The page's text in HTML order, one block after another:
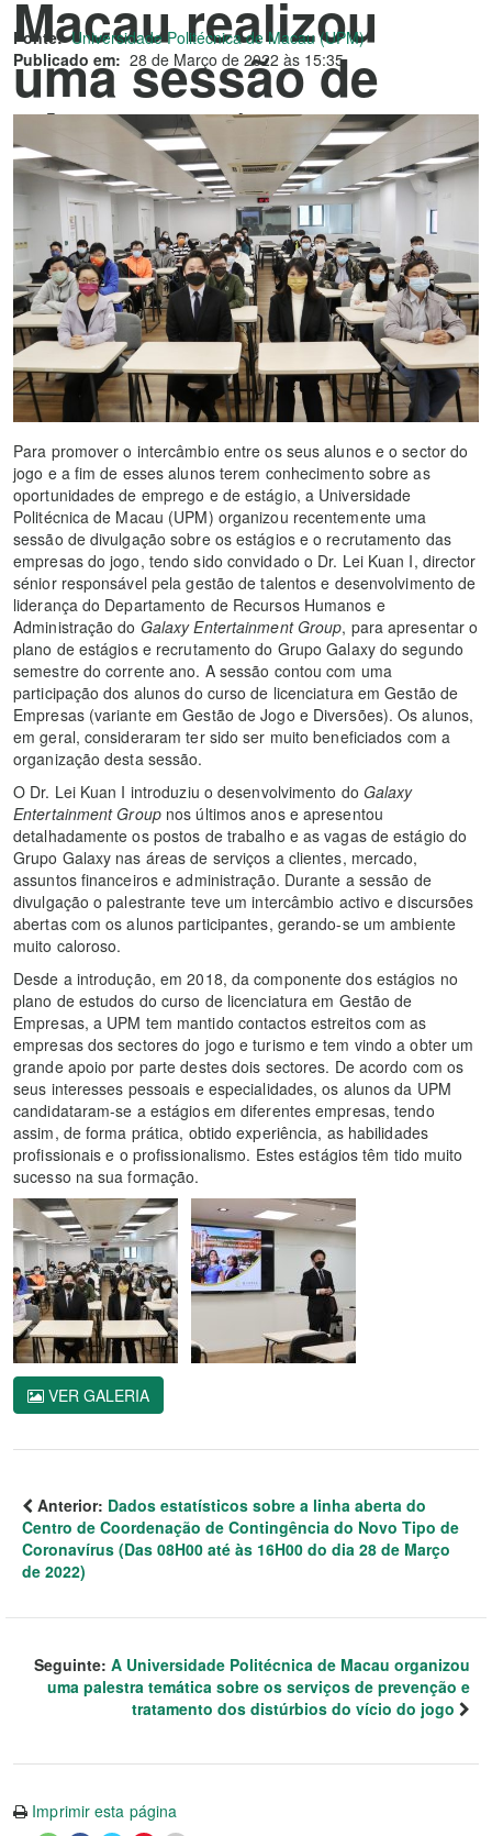
Macau realizou
uma sessão de
divulgação sobre
estágios e
recrutamento das
empresas do jogo
Fonte: Universidade Politécnica de Macau (UPM)
Publicado em: 28 de Março de 2022 às 15:35
Para promover o intercâmbio entre os seus alunos e o sector do
jogo e a fim de esses alunos terem conhecimento sobre as
oportunidades de emprego e de estágio, a Universidade
Politécnica de Macau (UPM) organizou recentemente uma
sessão de divulgação sobre os estágios e o recrutamento das
empresas do jogo, tendo sido convidado o Dr. Lei Kuan I, director
sénior responsável pela gestão de talentos e desenvolvimento de
liderança do Departamento de Recursos Humanos e
Administração do Galaxy Entertainment Group, para apresentar o
plano de estágios e recrutamento do Grupo Galaxy do segundo
semestre do corrente ano. A sessão contou com uma
participação dos alunos do curso de licenciatura em Gestão de
Empresas (variante em Gestão de Jogo e Diversões). Os alunos,
em geral, consideraram ter sido ser muito beneficiados com a
organização desta sessão.
O Dr. Lei Kuan I introduziu o desenvolvimento do Galaxy
Entertainment Groupnos últimos anos e apresentou
detalhadamente os postos de trabalho e as vagas de estágio do
Grupo Galaxy nas áreas de serviços a clientes, mercado,
assuntos financeiros e administração. Durante a sessão de
divulgação o palestrante teve um intercâmbio activo e discursões
abertas com os alunos participantes, gerando-se um ambiente
muito caloroso.
Desde a introdução, em 2018, da componente dos estágios no
plano de estudos do curso de licenciatura em Gestão de
Empresas, a UPM tem mantido contactos estreitos com as
empresas dos sectores do jogo e turismo e tem vindo a obter um
grande apoio por parte destes dois sectores. De acordo com os
seus interesses pessoais e especialidades, os alunos da UPM
candidataram-se a estágios em diferentes empresas, tendo
assim, de forma prática, obtido experiência, as habilidades
profissionais e o profissionalismo. Estes estágios têm tido muito
sucesso na sua formação.
VER GALERIA
Anterior: Dados estatísticos sobre a linha aberta do
Centro de Coordenação de Contingência do Novo Tipo de
Coronavírus (Das 08H00 até às 16H00 do dia 28 de Março
de 2022)
Seguinte: A Universidade Politécnica de Macau organizou
uma palestra temática sobre os serviços de prevenção e
tratamento dos distúrbios do vício do jogo
Imprimir esta página